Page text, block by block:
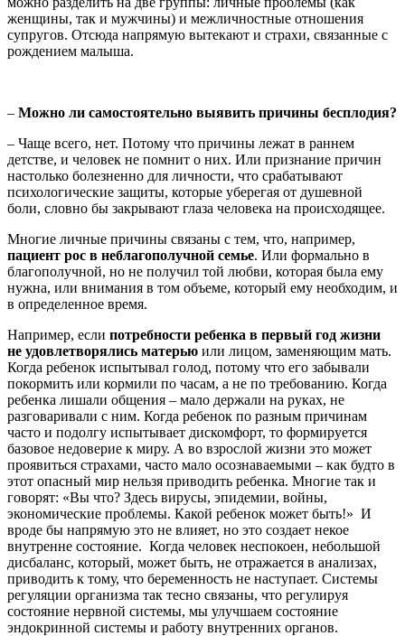
женщины, так и мужчины) и межличностные отношения
супругов. Отсюда напрямую вытекают и страхи, связанные с
рождением малыша.
– Можно ли самостоятельно выявить причины бесплодия?
– Чаще всего, нет. Потому что причины лежат в раннем
детстве, и человек не помнит о них. Или признание причин
настолько болезненно для личности, что срабатывают
психологические защиты, которые уберегая от душевной
боли, словно бы закрывают глаза человека на происходящее.
Многие личные причины связаны с тем, что, например,
пациент рос в неблагополучной семье. Или формально в
благополучной, но не получил той любви, которая была ему
нужна, или внимания в том объеме, который ему необходим, и
в определенное время.
Например, если потребности ребенка в первый год жизни
не удовлетворялись матерью или лицом, заменяющим мать.
Когда ребенок испытывал голод, потому что его забывали
покормить или кормили по часам, а не по требованию. Когда
ребенка лишали общения – мало держали на руках, не
разговаривали с ним. Когда ребенок по разным причинам
часто и подолгу испытывает дискомфорт, то формируется
базовое недоверие к миру. А во взрослой жизни это может
проявиться страхами, часто мало осознаваемыми – как будто в
этот опасный мир нельзя приводить ребенка. Многие так и
говорят: «Вы что? Здесь вирусы, эпидемии, войны,
экономические проблемы. Какой ребенок может быть!» И
вроде бы напрямую это не влияет, но это создает некое
внутренне состояние. Когда человек неспокоен, небольшой
дисбаланс, который, может быть, не отражается в анализах,
приводить к тому, что беременность не наступает. Системы
регуляции организма так тесно связаны, что регулируя
состояние нервной системы, мы улучшаем состояние
эндокринной системы и работу внутренних органов.